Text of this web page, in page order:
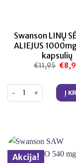
Swanson LINŲ
ALIEJUS
kapsulių
€11,95
price
€
produkto kiekis: Į
Akcija!